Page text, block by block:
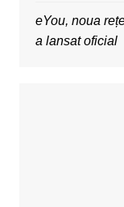
eYou, noua
a lansat oficial